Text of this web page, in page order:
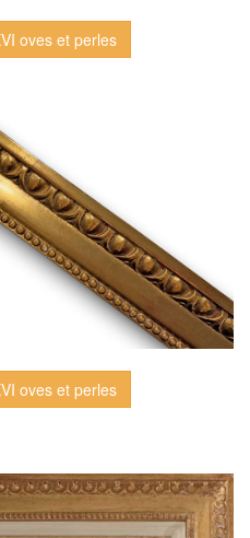
oves et perles
oves et perles